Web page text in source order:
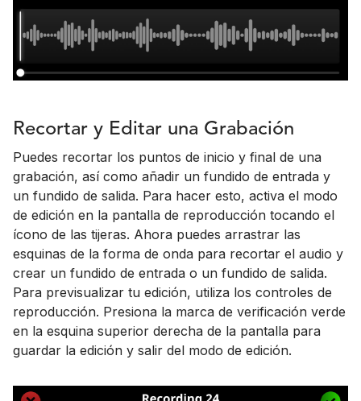
Recortar y Editar una Grabación
Puedes recortar los puntos de inicio y final de una
grabación, así como añadir un fundido de entrada y
un fundido de salida. Para hacer esto, activa el modo
de edición en la pantalla de reproducción tocando el
ícono de las tijeras. Ahora puedes arrastrar las
esquinas de la forma de onda para recortar el audio y
crear un fundido de entrada o un fundido de salida.
Para previsualizar tu edición, utiliza los controles de
reproducción. Presiona la marca de verificación verde
en la esquina superior derecha de la pantalla para
guardar la edición y salir del modo de edición.